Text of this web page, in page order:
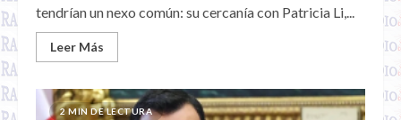
tendrían un nexo común: su cercanía con Patricia Li,...
Leer Más
2 MIN DE LECTURA